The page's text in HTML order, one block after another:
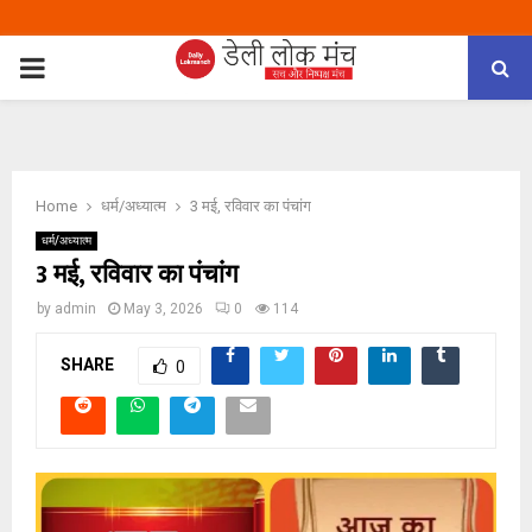
PRIMARY
Home धर्म/अध्यात्म 3 मई, रविवार का पंचांग
धर्म/अध्यात्म
3 मई, रविवार का पंचांग
by admin May 3, 2026 0 114
SHARE 0